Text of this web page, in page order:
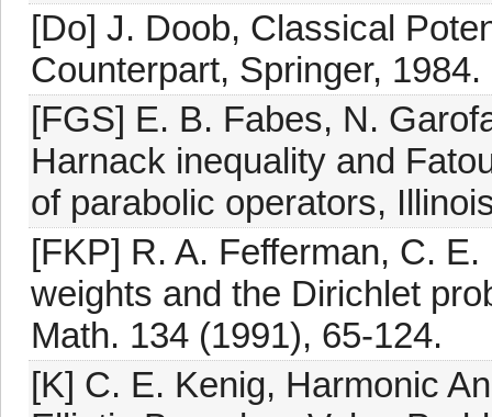
[Do] J. Doob, Classical
Counterpart, Springer, 1984.
[FGS] E. B. Fabes, N.
Harnack inequality and
of parabolic operators,
[FKP] R. A. Fefferman, C.
weights and the Dirichlet
Math. 134 (1991), 65-124.
[K] C. E. Kenig, Harmonic